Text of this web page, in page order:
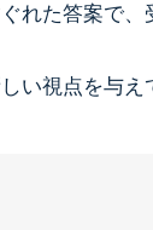
れた答案で
い視点を与え